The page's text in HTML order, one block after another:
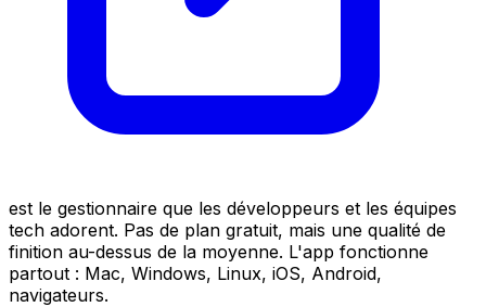
est le gestionnaire que les développeurs et les équipes
tech adorent. Pas de plan gratuit, mais une qualité de
finition au-dessus de la moyenne. L'app fonctionne
partout : Mac, Windows, Linux, iOS, Android,
navigateurs.